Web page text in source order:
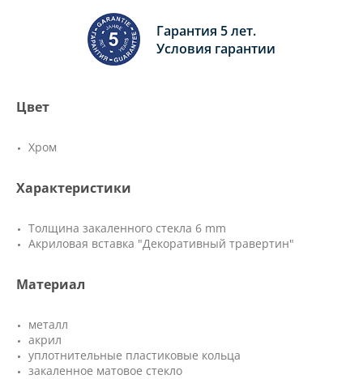
Гарантия 5 лет.
Условия гарантии
Цвет
Хром
Характеристики
Толщина закаленного стекла 6 mm
Акриловая вставка "Декоративный травертин"
Материал
металл
акрил
уплотнительные пластиковые кольца
закаленное матовое стекло